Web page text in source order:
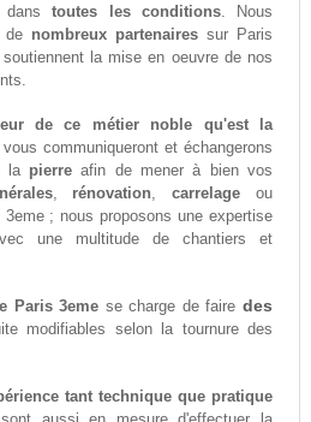
danstoutes les conditions. Nous
de nombreux partenaires sur Paris
la mise en oeuvre de nos
de ce métier noble qu'est la
communiqueront et échangerons
la pierre afin de mener à bien vos
, rénovation,carrelage ou
; nous proposons une expertise
une multitude de chantiers et
Paris 3eme se charge de fairedes
modifiables selon la tournure des
tant technique que pratique